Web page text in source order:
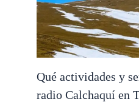
Qué actividades y
radio Calchaquí en